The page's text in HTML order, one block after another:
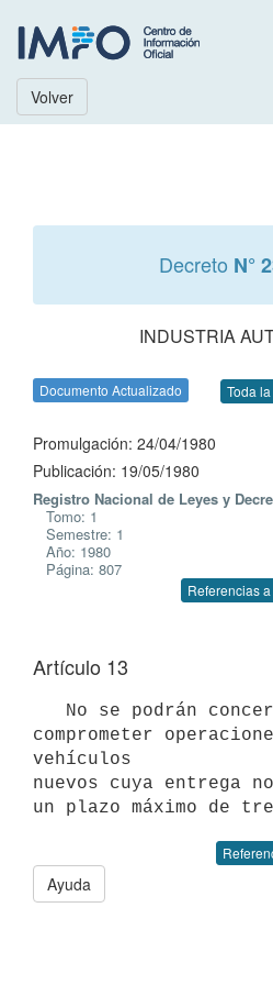
Volver
Decreto N°
INDUSTRIA
Documento Actualizado Toda
Promulgación: 24/04/1980
Publicación: 19/05/1980
Registro Nacional de Leyes y
Tomo: 1
Semestre: 1
Año: 1980
Página: 807
Referencias
Artículo 13
comprometer
vehículos
nuevos cuya entrega
Ayuda